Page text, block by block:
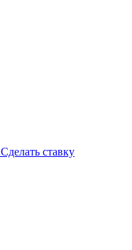
Сделать ставку